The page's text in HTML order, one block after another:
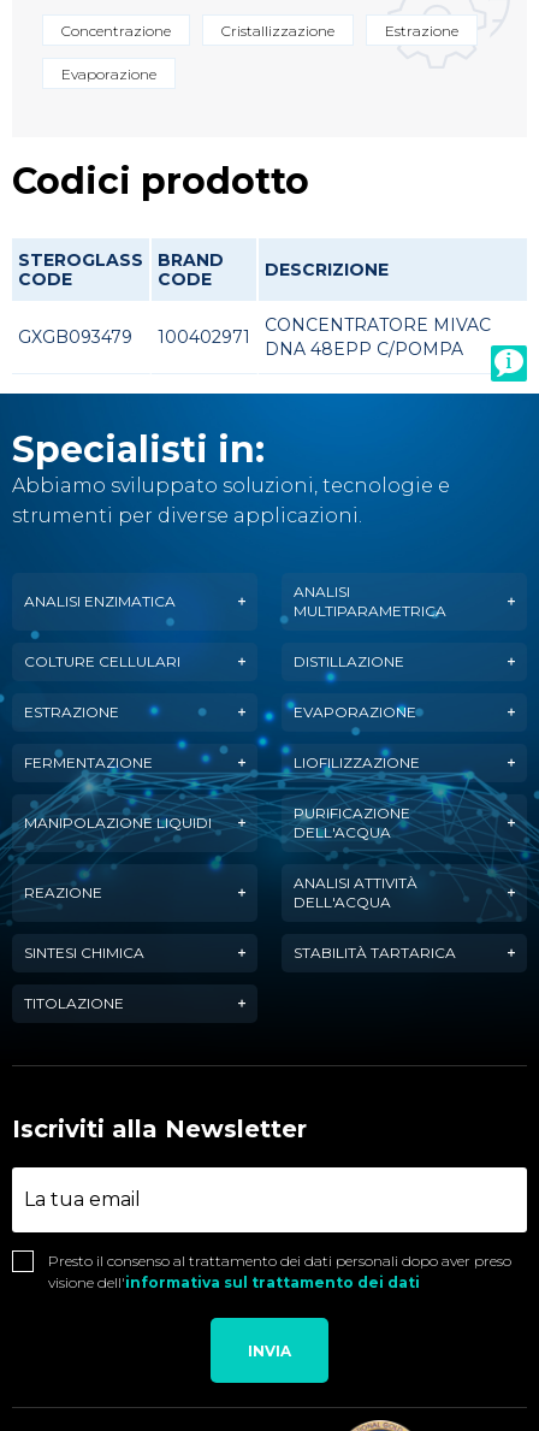
Concentrazione Cristallizzazione Estrazione
Evaporazione
Codici prodotto
STEROGLASS
CODE
BRAND
CODE
DESCRIZIONE
GXGB093479 100402971
CONCENTRATORE MIVAC
DNA 48EPP C/POMPA
Specialisti in:
Abbiamo sviluppato soluzioni, tecnologie e
strumenti per diverse applicazioni.
ANALISI ENZIMATICA
ANALISI
MULTIPARAMETRICA
COLTURE CELLULARI DISTILLAZIONE
ESTRAZIONE EVAPORAZIONE
FERMENTAZIONE LIOFILIZZAZIONE
MANIPOLAZIONE LIQUIDI
PURIFICAZIONE
DELL'ACQUA
REAZIONE
ANALISI ATTIVITÀ
DELL'ACQUA
SINTESI CHIMICA STABILITÀ TARTARICA
TITOLAZIONE
Iscriviti alla Newsletter
Presto il consenso al trattamento dei dati personali dopo aver preso
visione dell'informativa sul trattamento dei dati
INVIA